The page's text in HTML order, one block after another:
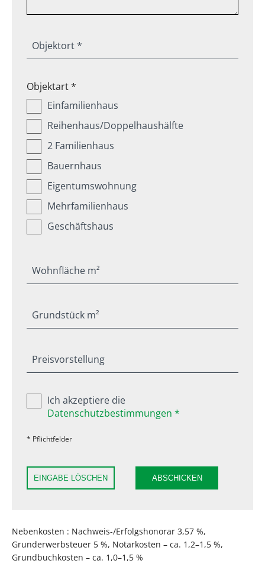
Objektort *
Objektart *
Einfamilienhaus
Reihenhaus/Doppelhaushälfte
2 Familienhaus
Bauernhaus
Eigentumswohnung
Mehrfamilienhaus
Geschäftshaus
Wohnfläche m²
Grundstück m²
Preisvorstellung
Ich akzeptiere die
Datenschutzbestimmungen *
* Pflichtfelder
EINGABE LÖSCHEN ABSCHICKEN
Nebenkosten : Nachweis-/Erfolgshonorar 3,57 %,
Grunderwerbsteuer 5 %, Notarkosten – ca. 1,2–1,5 %,
Grundbuchkosten – ca. 1,0–1,5 %